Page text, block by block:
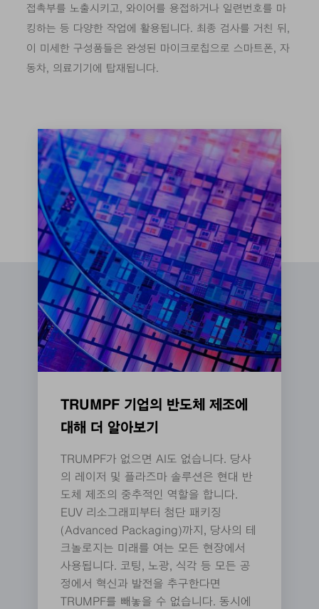
접촉부를 노출시키고, 와이어를 용접하거나 일련번호를 마
킹하는 등 다양한 작업에 활용됩니다. 최종 검사를 거친 뒤,
이 미세한 구성품들은 완성된 마이크로칩으로 스마트폰, 자
동차, 의료기기에 탑재됩니다.
TRUMPF 기업의 반도체 제조에
대해 더 알아보기
TRUMPF가 없으면 AI도 없습니다. 당사
의 레이저 및 플라즈마 솔루션은 현대 반
도체 제조의 중추적인 역할을 합니다.
EUV 리소그래피부터 첨단 패키징
(Advanced Packaging)까지, 당사의 테
크놀로지는 미래를 여는 모든 현장에서
사용됩니다. 코팅, 노광, 식각 등 모든 공
정에서 혁신과 발전을 추구한다면
TRUMPF를 빼놓을 수 없습니다. 동시에